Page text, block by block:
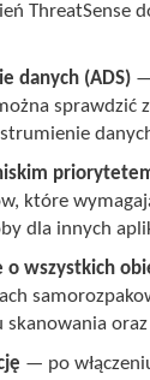
ThreatSense
danych (ADS)
sprawdzić
które
dla innych
o wszystkich
— po